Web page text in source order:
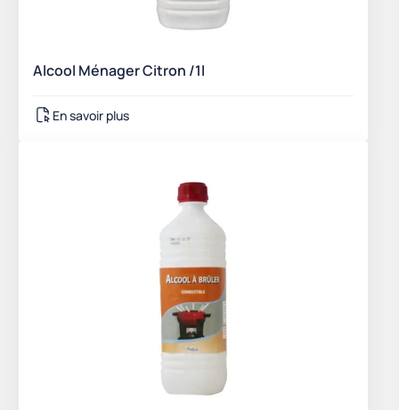
Alcool Ménager Citron /1l
En savoir plus